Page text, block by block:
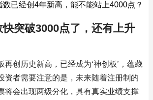
数已经创4年新高，能不能站上4000点？
突破3000点了，还有上升
再创历史新高，已经成为‘神创板’，蕴藏
资者需要注意的是，未来随着注册制的
将会出现两级分化，具有真实业绩支撑